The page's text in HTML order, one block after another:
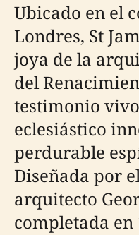
Ubicado en el
Londres, St
joya de la
del
testimonio
eclesiástico
perdurable
Diseñada por
arquitecto
completada en